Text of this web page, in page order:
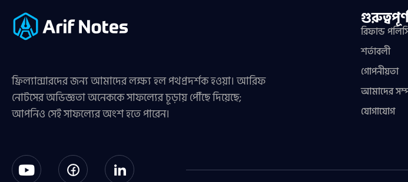
ফ্রিল্যান্সারদের জন্য আমাদের লক্ষ্য হল পথপ্রদর্শক হওয়া। আরিফ
নোটসের অভিজ্ঞতা অনেককে সাফল্যের চূড়ায় পৌঁছে দিয়েছে;
আপনিও সেই সাফল্যের অংশ হতে পারেন।
রিফান্ড
শর্তাবলী
গোপনীয়তা
আমাদের
যোগাযোগ